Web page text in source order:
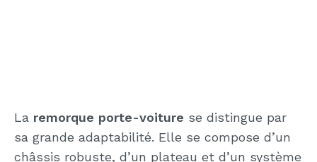
La remorque porte-voiture se distingue par
sa grande adaptabilité. Elle se compose d’un
châssis robuste, d’un plateau et d’un système